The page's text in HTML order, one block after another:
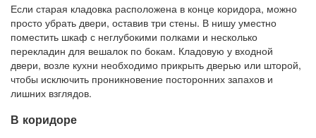
Если старая кладовка расположена в конце коридора, можно
просто убрать двери, оставив три стены. В нишу уместно
поместить шкаф с неглубокими полками и несколько
перекладин для вешалок по бокам. Кладовую у входной
двери, возле кухни необходимо прикрыть дверью или шторой,
чтобы исключить проникновение посторонних запахов и
лишних взглядов.
В коридоре